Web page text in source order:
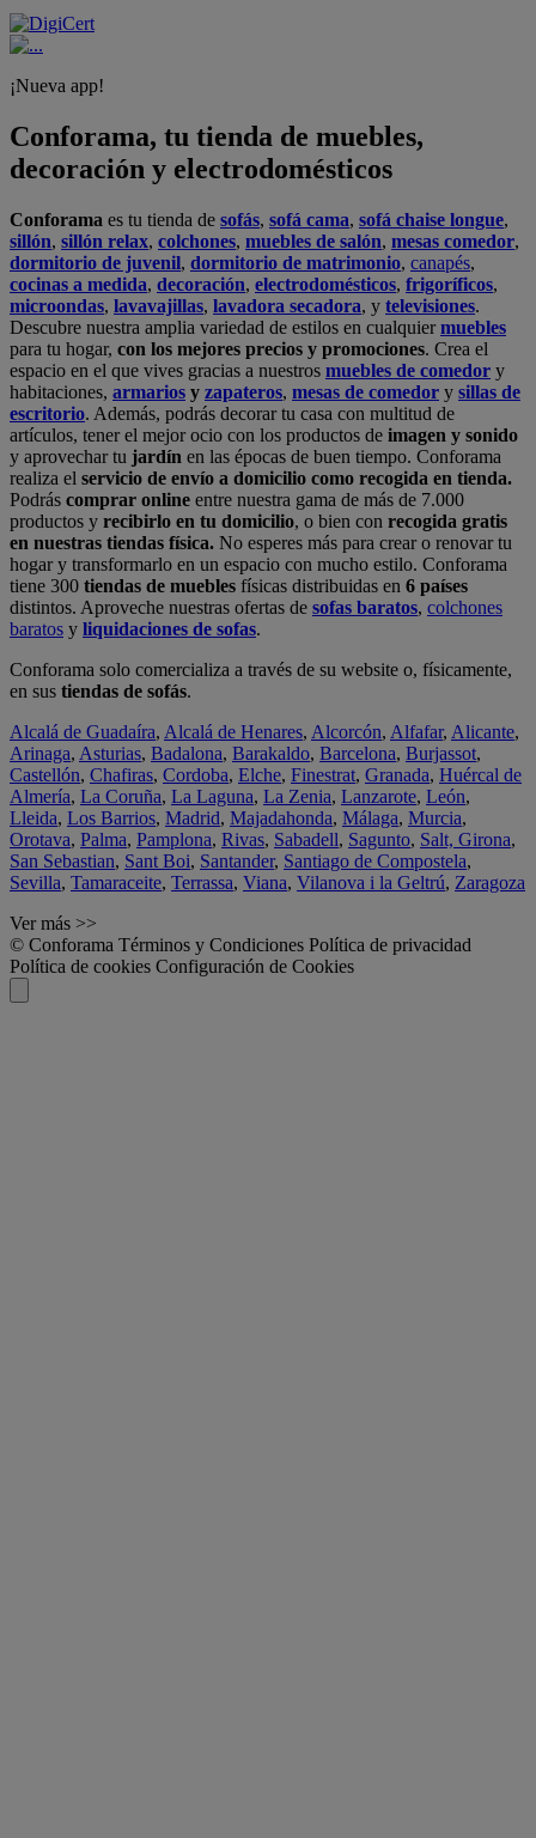
¡Nueva app!
Conforama, tu tienda de muebles,
decoración y electrodomésticos
Conforama es tu tienda de sofás, sofá cama, sofá chaise longue,
sillón, sillón relax, colchones, muebles de salón, mesas comedor,
dormitorio de juvenil, dormitorio de matrimonio, canapés,
cocinas a medida, decoración, electrodomésticos, frigoríficos,
microondas, lavavajillas, lavadora secadora, y televisiones.
Descubre nuestra amplia variedad de estilos en cualquiermuebles
para tu hogar, con los mejores precios y promociones. Crea el
espacio en el que vives gracias a nuestros muebles de comedor y
habitaciones, armarios y zapateros, mesas de comedor y sillas de
escritorio. Además, podrás decorar tu casa con multitud de
artículos, tener el mejor ocio con los productos de imagen y sonido
y aprovechar tu jardín en las épocas de buen tiempo. Conforama
realiza el servicio de envío a domicilio como recogida en tienda.
Podrás comprar online entre nuestra gama de más de 7.000
productos y recibirlo en tu domicilio, o bien con recogida gratis
en nuestras tiendas física. No esperes más para crear o renovar tu
hogar y transformarlo en un espacio con mucho estilo. Conforama
tiene 300 tiendas de muebles físicas distribuidas en 6 países
distintos. Aproveche nuestras ofertas de sofas baratos, colchones
baratos y liquidaciones de sofas.
Conforama solo comercializa a través de su website o, físicamente,
en sus tiendas de sofás.
Alcalá de Guadaíra, Alcalá de Henares, Alcorcón, Alfafar, Alicante,
Arinaga, Asturias, Badalona, Barakaldo, Barcelona, Burjassot,
Castellón, Chafiras, Cordoba, Elche, Finestrat, Granada, Huércal de
Almería, La Coruña, La Laguna, La Zenia, Lanzarote, León,
Lleida, Los Barrios, Madrid, Majadahonda, Málaga, Murcia,
Orotava, Palma, Pamplona, Rivas, Sabadell, Sagunto, Salt, Girona,
San Sebastian, Sant Boi, Santander, Santiago de Compostela,
Sevilla, Tamaraceite, Terrassa, Viana, Vilanova i la Geltrú, Zaragoza
Ver más >>
© Conforama Términos y Condiciones Política de privacidad
Política de cookies Configuración de Cookies